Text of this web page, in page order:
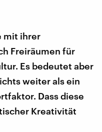
mit ihrer
Freiräumen für
Es bedeutet aber
weiter als ein
Dass diese
Kreativität